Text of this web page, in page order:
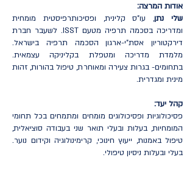
אודות המרצה:
שלי נתן, עו"ס קלינית, ופסיכותרפיסטית מומחית
ומדריכה בסכמה תרפיה מטעם ISST. לשעבר חברת
דירקטוריון אסת"י-ארגון הסכמה תרפיה בישראל.
מלמדת מדריכה ומטפלת בקליניקה עצמאית.
בתחומים- בגרות צעירה ומאוחרת, טיפול בהורות, זהות
מינית ומגדרית.
קהל יעד:
פסיכולוגיות ופסיכולוגים מומחים ומתמחים בכל תחומי
המומחיות, בעלות ובעלי תואר שני בעבודה סוציאלית,
טיפול באמנות, ייעוץ חינוכי, קרימינולוגיה וקידום נוער.
בעלי ובעלות ניסיון טיפולי.